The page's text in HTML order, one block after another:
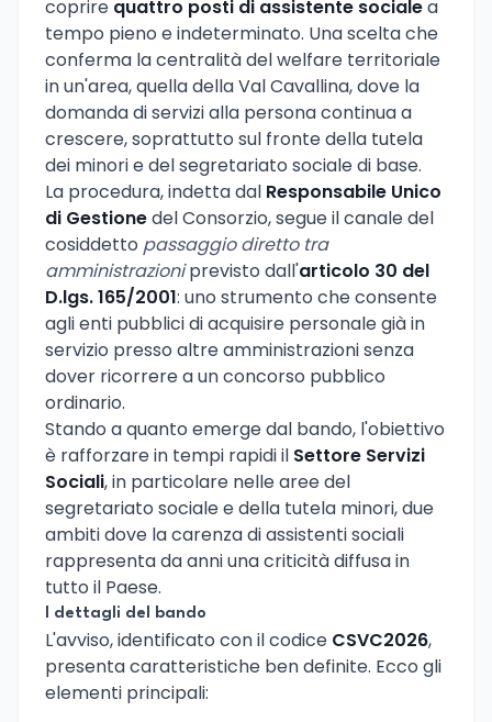
coprire quattro posti di assistente socialea
tempo pieno e indeterminato. Una scelta che
conferma la centralità del welfare territoriale
in un'area, quella della Val Cavallina, dove la
domanda di servizi alla persona continua a
crescere, soprattutto sul fronte della tutela
dei minori e del segretariato sociale di base.
La procedura, indetta dal Responsabile Unico
di Gestionedel Consorzio, segue il canale del
cosiddetto passaggio diretto tra
amministrazioniprevisto dall'articolo 30 del
D.lgs. 165/2001: uno strumento che consente
agli enti pubblici di acquisire personale già in
servizio presso altre amministrazioni senza
dover ricorrere a un concorso pubblico
ordinario.
Stando a quanto emerge dal bando, l'obiettivo
è rafforzare in tempi rapidi il Settore Servizi
Sociali, in particolare nelle aree del
segretariato sociale e della tutela minori, due
ambiti dove la carenza di assistenti sociali
rappresenta da anni una criticità diffusa in
tutto il Paese.
I dettagli del bando
L'avviso, identificato con il codice CSVC2026,
presenta caratteristiche ben definite. Ecco gli
elementi principali: